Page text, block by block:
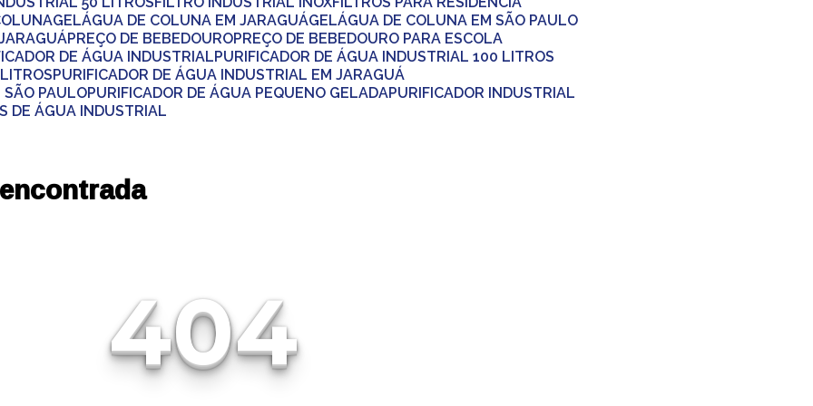
GELÁGUA DE COLUNA EM JARAGUÁ
GELÁGUA DE COLUNA EM SÃO PAULO
PREÇO DE BEBEDOURO PREÇO DE BEBEDOURO PARA ESCOLA
DE ÁGUA INDUSTRIAL
PURIFICADOR DE ÁGUA INDUSTRIAL 100 LITROS
PURIFICADOR DE ÁGUA INDUSTRIAL EM JARAGUÁ
SÃO PAULO PURIFICADOR DE ÁGUA PEQUENO GELADA PURIFICADOR INDUSTRIAL
DE ÁGUA INDUSTRIAL
404